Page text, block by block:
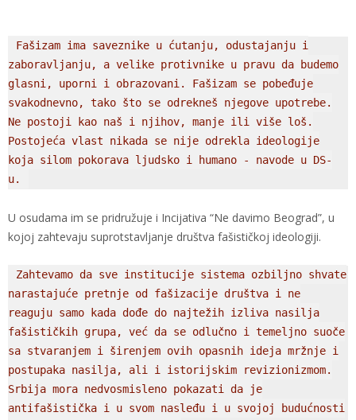
Fašizam ima saveznike u ćutanju, odustajanju i
zaboravljanju, a velike protivnike u pravu da budemo
glasni, uporni i obrazovani. Fašizam se pobeđuje
svakodnevno, tako što se odrekneš njegove upotrebe.
Ne postoji kao naš i njihov, manje ili više loš.
Postojeća vlast nikada se nije odrekla ideologije
koja silom pokorava ljudsko i humano - navode u DS-
u.
U osudama im se pridružuje i Incijativa “Ne davimo Beograd”, u
kojoj zahtevaju suprotstavljanje društva fašističkoj ideologiji.
Zahtevamo da sve institucije sistema ozbiljno shvate
narastajuće pretnje od fašizacije društva i ne
reaguju samo kada dođe do najtežih izliva nasilja
fašističkih grupa, već da se odlučno i temeljno suoče
sa stvaranjem i širenjem ovih opasnih ideja mržnje i
postupaka nasilja, ali i istorijskim revizionizmom.
Srbija mora nedvosmisleno pokazati da je
antifašistička i u svom nasleđu i u svojoj budućnosti